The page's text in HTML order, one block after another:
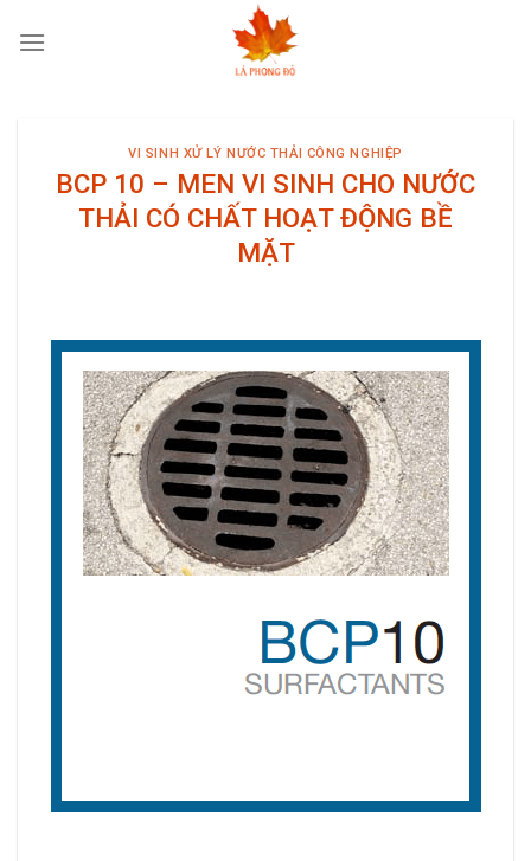
VI SINH XỬ LÝ NƯỚC THẢI CÔNG NGHIỆP
BCP 10 – MEN VI SINH CHO NƯỚC
THẢI CÓ CHẤT HOẠT ĐỘNG BỀ
MẶT